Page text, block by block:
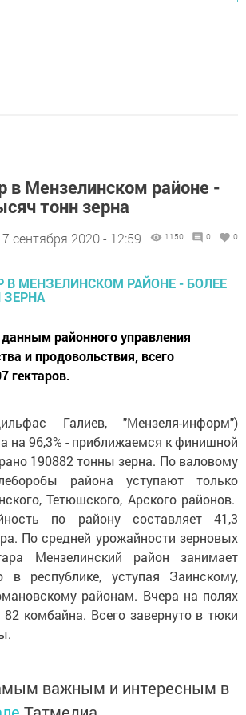
в Мензелинском районе -
тонн зерна
7 сентября 2020 - 12:59 1150 0 0
районного управления
и продовольствия, всего
гектаров.
Галиев, "Мензеля-информ")
на 96,3% - приближаемся к финишной
190882 тонны зерна. По валовому
района уступают только
Тетюшского, Арского районов.
по району составляет 41,3
По средней урожайности зерновых
Мензелинский район занимает
в республике, уступая Заинскому,
районам. Вчера на полях
82 комбайна. Всего завернуто в тюки
важным и интересным в